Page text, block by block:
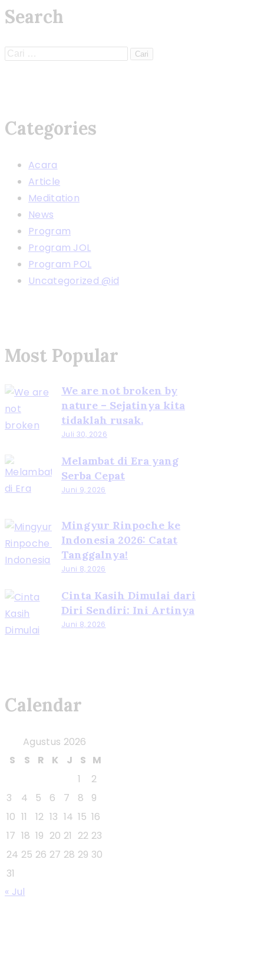
Search
Categories
Acara
Article
Meditation
News
Program
Program JOL
Program POL
Uncategorized @id
Most Popular
We are not broken by
nature – Sejatinya kita
tidaklah rusak.
Juli 30, 2026
Melambat di Era yang
Serba Cepat
Juni 9, 2026
Mingyur Rinpoche ke
Indonesia 2026: Catat
Tanggalnya!
Juni 8, 2026
Cinta Kasih Dimulai dari
Diri Sendiri: Ini Artinya
Juni 8, 2026
Calendar
Agustus 2026
S
S R K J S M
1
2
3
4 5 6 7 8
9
10 11 12 13 14 15 16
17 18 19 20 21 22 23
24 25 26 27 28 29 30
31
« Jul